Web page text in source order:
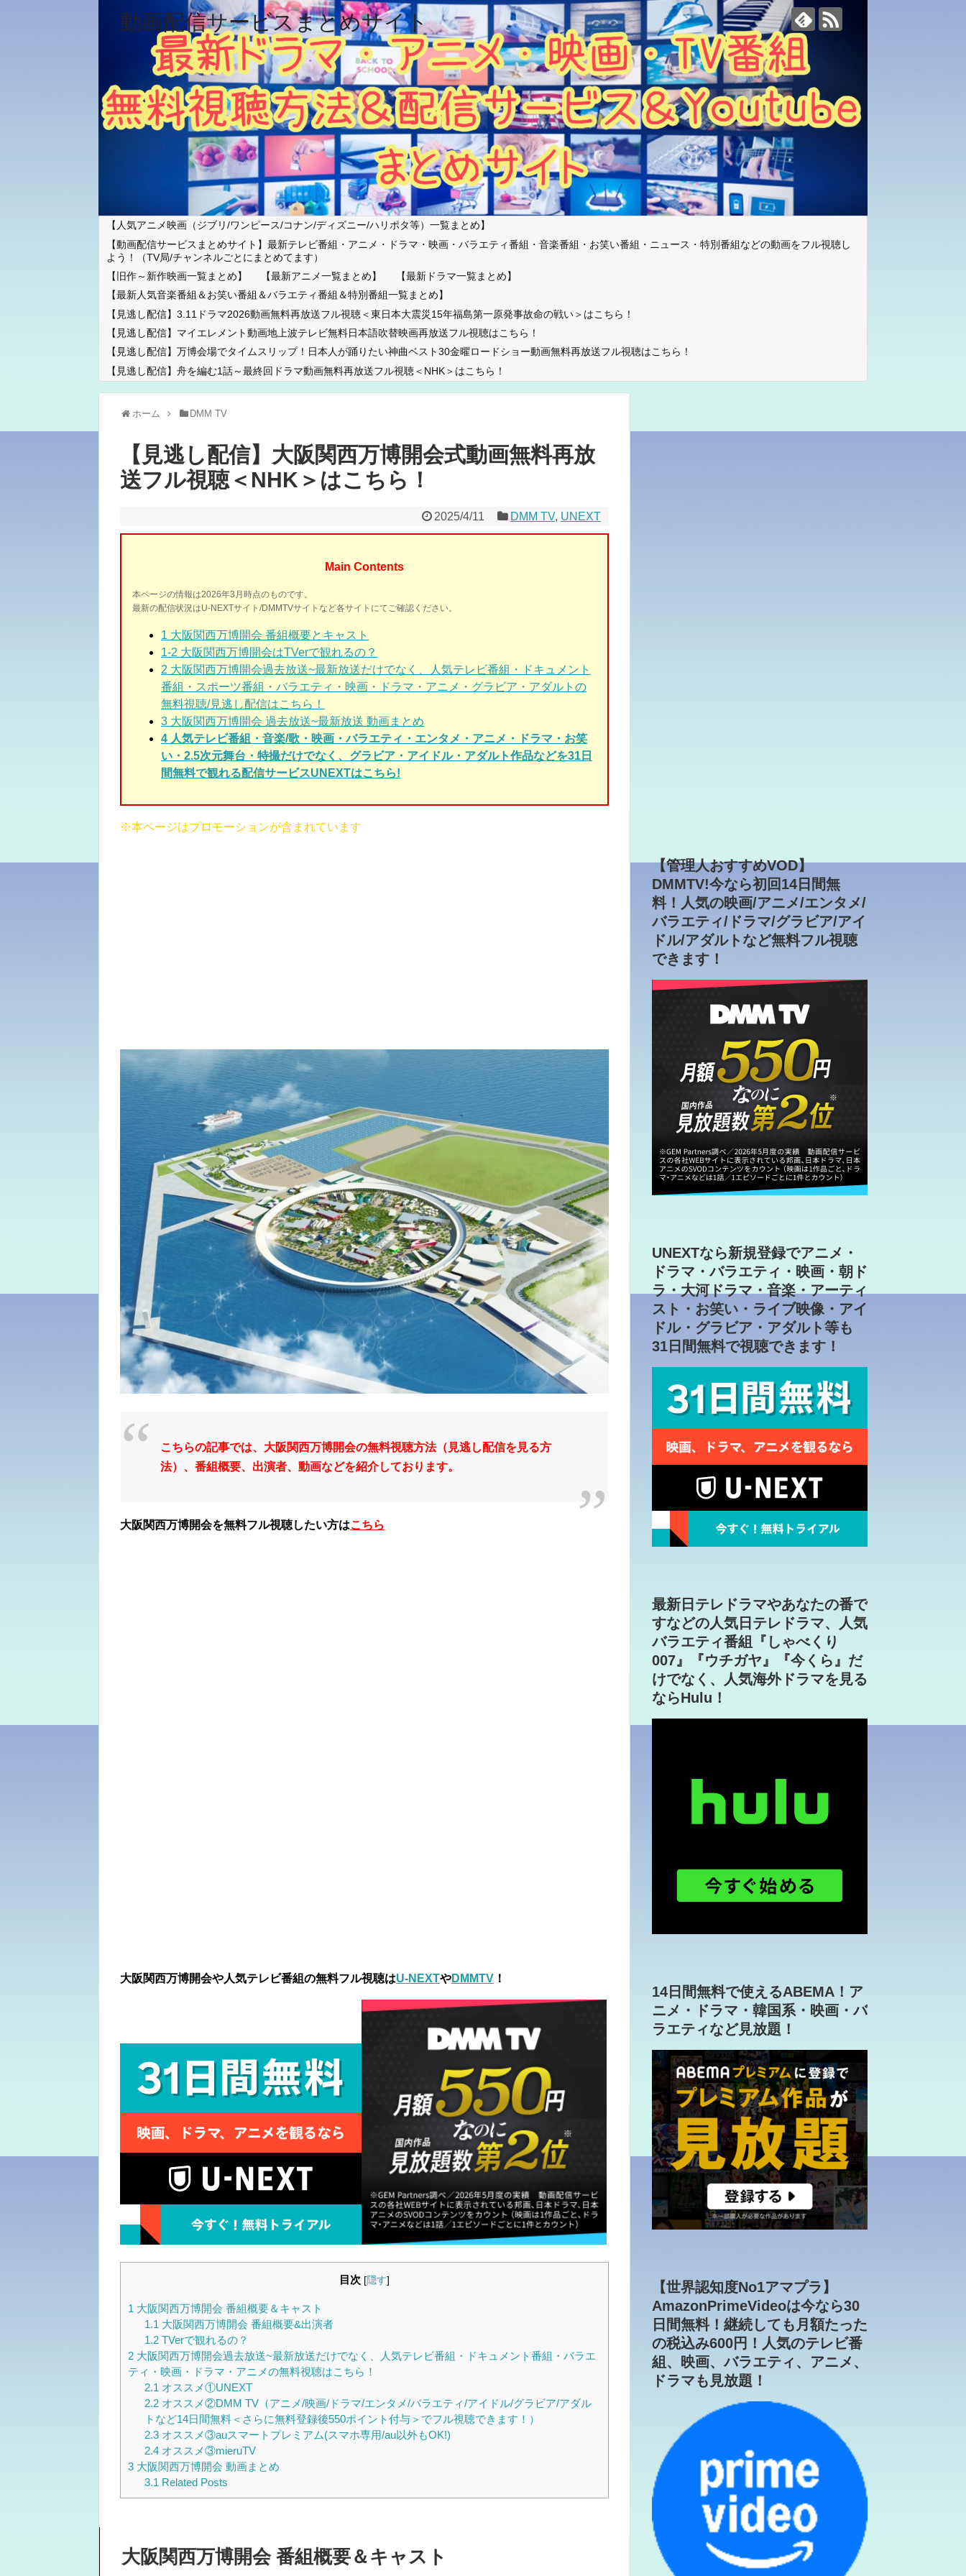
動画配信サービスまとめサイト
【人気アニメ映画（ジブリ/ワンピース/コナン/ディズニー/ハリポタ等）一覧まとめ】
【動画配信サービスまとめサイト】最新テレビ番組・アニメ・ドラマ・映画・バラエティ番組・音楽番組・お笑い番組・ニュース・特別番組などの動画をフル視聴し
よう！（TV局/チャンネルごとにまとめてます）
【旧作～新作映画一覧まとめ】
【最新アニメ一覧まとめ】
【最新ドラマ一覧まとめ】
【最新人気音楽番組＆お笑い番組＆バラエティ番組＆特別番組一覧まとめ】
【見逃し配信】3.11ドラマ2026動画無料再放送フル視聴＜東日本大震災15年福島第一原発事故命の戦い＞はこちら！
【見逃し配信】マイエレメント動画地上波テレビ無料日本語吹替映画再放送フル視聴はこちら！
【見逃し配信】万博会場でタイムスリップ！日本人が踊りたい神曲ベスト30金曜ロードショー動画無料再放送フル視聴はこちら！
【見逃し配信】舟を編む1話～最終回ドラマ動画無料再放送フル視聴＜NHK＞はこちら！
ホーム DMM TV
【見逃し配信】大阪関西万博開会式動画無料再放
送フル視聴＜NHK＞はこちら！
2025/4/11 DMM TV, UNEXT
Main Contents
本ページの情報は2026年3月時点のものです。
最新の配信状況はU-NEXTサイト/DMMTVサイトなど各サイトにてご確認ください。
1 大阪関西万博開会 番組概要とキャスト
1-2 大阪関西万博開会はTVerで観れるの？
2 大阪関西万博開会過去放送~最新放送だけでなく、人気テレビ番組・ドキュメント
番組・スポーツ番組・バラエティ・映画・ドラマ・アニメ・グラビア・アダルトの
無料視聴/見逃し配信はこちら！
3 大阪関西万博開会 過去放送~最新放送 動画まとめ
4 人気テレビ番組・音楽/歌・映画・バラエティ・エンタメ・アニメ・ドラマ・お笑
い・2.5次元舞台・特撮だけでなく、グラビア・アイドル・アダルト作品などを31日
間無料で観れる配信サービスUNEXTはこちら!
※本ページはプロモーションが含まれています
こちらの記事では、大阪関西万博開会の無料視聴方法（見逃し配信を見る方
法）、番組概要、出演者、動画などを紹介しております。
大阪関西万博開会を無料フル視聴したい方はこちら
大阪関西万博開会や人気テレビ番組の無料フル視聴はU-NEXTやDMMTV ！
目次 [隠す]
1 大阪関西万博開会 番組概要＆キャスト
1.1 大阪関西万博開会 番組概要&出演者
1.2TVerで観れるの？
2 大阪関西万博開会過去放送~最新放送だけでなく、人気テレビ番組・ドキュメント番組・バラエ
ティ・映画・ドラマ・アニメの無料視聴はこちら！
2.1 オススメ①UNEXT
2.2オススメ②DMM TV（アニメ/映画/ドラマ/エンタメ/バラエティ/アイドル/グラビア/アダル
トなど14日間無料＜さらに無料登録後550ポイント付与＞でフル視聴できます！）
2.3オススメ③auスマートプレミアム(スマホ専用/au以外もOK!)
2.4オススメ③mieruTV
3 大阪関西万博開会 動画まとめ
3.1 Related Posts
大阪関西万博開会 番組概要＆キャスト
【管理人おすすめVOD】
DMMTV!今なら初回14日間無
料！人気の映画/アニメ/エンタメ/
バラエティ/ドラマ/グラビア/アイ
ドル/アダルトなど無料フル視聴
できます！
UNEXTなら新規登録でアニメ・
ドラマ・バラエティ・映画・朝ド
ラ・大河ドラマ・音楽・アーティ
スト・お笑い・ライブ映像・アイ
ドル・グラビア・アダルト等も
31日間無料で視聴できます！
最新日テレドラマやあなたの番で
すなどの人気日テレドラマ、人気
バラエティ番組『しゃべくり
007』『ウチガヤ』『今くら』だ
けでなく、人気海外ドラマを見る
ならHulu！
14日間無料で使えるABEMA！ア
ニメ・ドラマ・韓国系・映画・バ
ラエティなど見放題！
【世界認知度No1アマプラ】
AmazonPrimeVideoは今なら30
日間無料！継続しても月額たった
の税込み600円！人気のテレビ番
組、映画、バラエティ、アニメ、
ドラマも見放題！